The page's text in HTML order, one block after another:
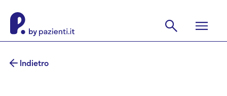
Indietro